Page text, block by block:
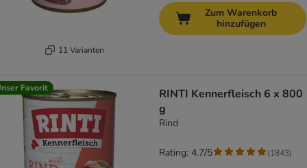
11 Varianten
Zum Warenkorb
hinzufügen
Favorit
RINTI Kennerfleisch 6 x 800
g
Rind
Rating: 4.7/5 (1843)